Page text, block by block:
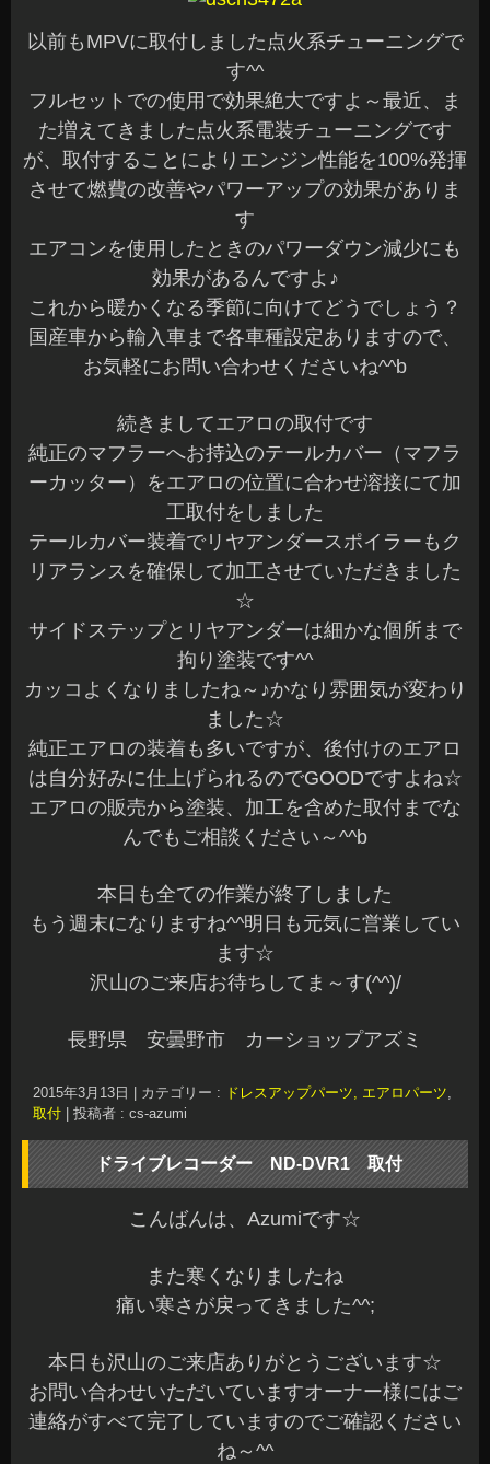
以前もMPVに取付しました点火系チューニングで
す^^
フルセットでの使用で効果絶大ですよ～最近、ま
た増えてきました点火系電装チューニングです
が、取付することによりエンジン性能を100%発揮
させて燃費の改善やパワーアップの効果がありま
す
エアコンを使用したときのパワーダウン減少にも
効果があるんですよ♪
これから暖かくなる季節に向けてどうでしょう？
国産車から輸入車まで各車種設定ありますので、
お気軽にお問い合わせくださいね^^b
続きましてエアロの取付です
純正のマフラーへお持込のテールカバー（マフラ
ーカッター）をエアロの位置に合わせ溶接にて加
工取付をしました
テールカバー装着でリヤアンダースポイラーもク
リアランスを確保して加工させていただきました
☆
サイドステップとリヤアンダーは細かな個所まで
拘り塗装です^^
カッコよくなりましたね～♪かなり雰囲気が変わり
ました☆
純正エアロの装着も多いですが、後付けのエアロ
は自分好みに仕上げられるのでGOODですよね☆
エアロの販売から塗装、加工を含めた取付までな
んでもご相談ください～^^b
本日も全ての作業が終了しました
もう週末になりますね^^明日も元気に営業してい
ます☆
沢山のご来店お待ちしてま～す(^^)/
長野県 安曇野市 カーショップアズミ
2015年3月13日 カテゴリー : ドレスアップパーツ, エアロパーツ,
取付
投稿者 : cs-azumi
ドライブレコーダー ND-DVR1 取付
こんばんは、Azumiです☆
また寒くなりましたね
痛い寒さが戻ってきました^^;
本日も沢山のご来店ありがとうございます☆
お問い合わせいただいていますオーナー様にはご
連絡がすべて完了していますのでご確認ください
ね～^^